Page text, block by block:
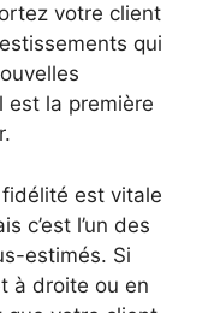
votre client
qui
est la première
est vitale
c’est l’un des
estimés. Si
à droite ou en